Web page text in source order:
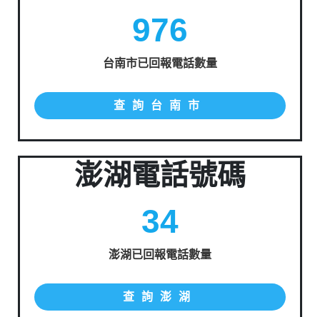
976
台南市已回報電話數量
查詢台南市
澎湖電話號碼
34
澎湖已回報電話數量
查詢澎湖